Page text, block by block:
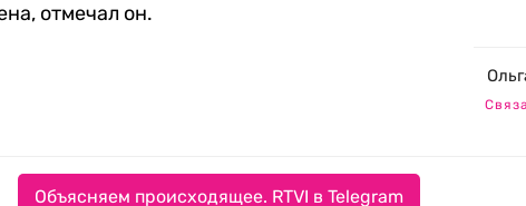
отмечал он.
Объясняем происходящее. RTVI в Telegram